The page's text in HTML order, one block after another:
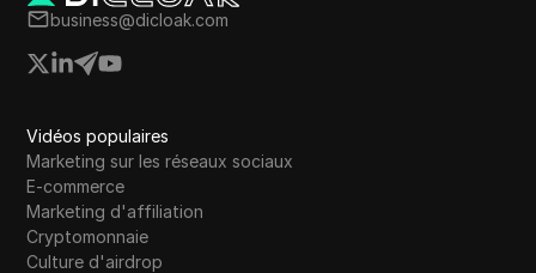
business@dicloak.com
Vidéos populaires
Marketing sur les réseaux sociaux
E-commerce
Marketing d'affiliation
Cryptomonnaie
Culture d'airdrop